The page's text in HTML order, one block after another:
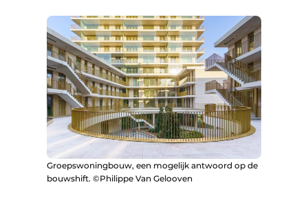
Groepswoningbouw, een mogelijk antwoord op de
bouwshift. ©Philippe Van Gelooven